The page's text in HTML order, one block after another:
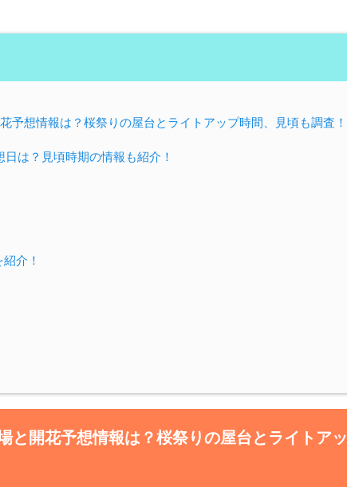
予想情報は？桜祭りの屋台とライトアップ時間、見頃も調査！
は？見頃時期の情報も紹介！
介！
と開花予想情報は？桜祭りの屋台とライトアッ